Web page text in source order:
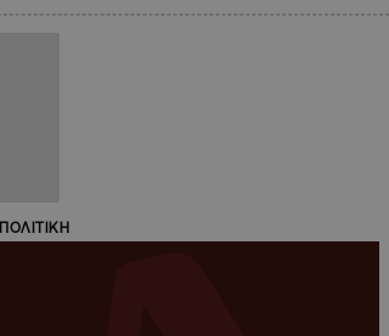
ΠΟΛΙΤΙΚΗ